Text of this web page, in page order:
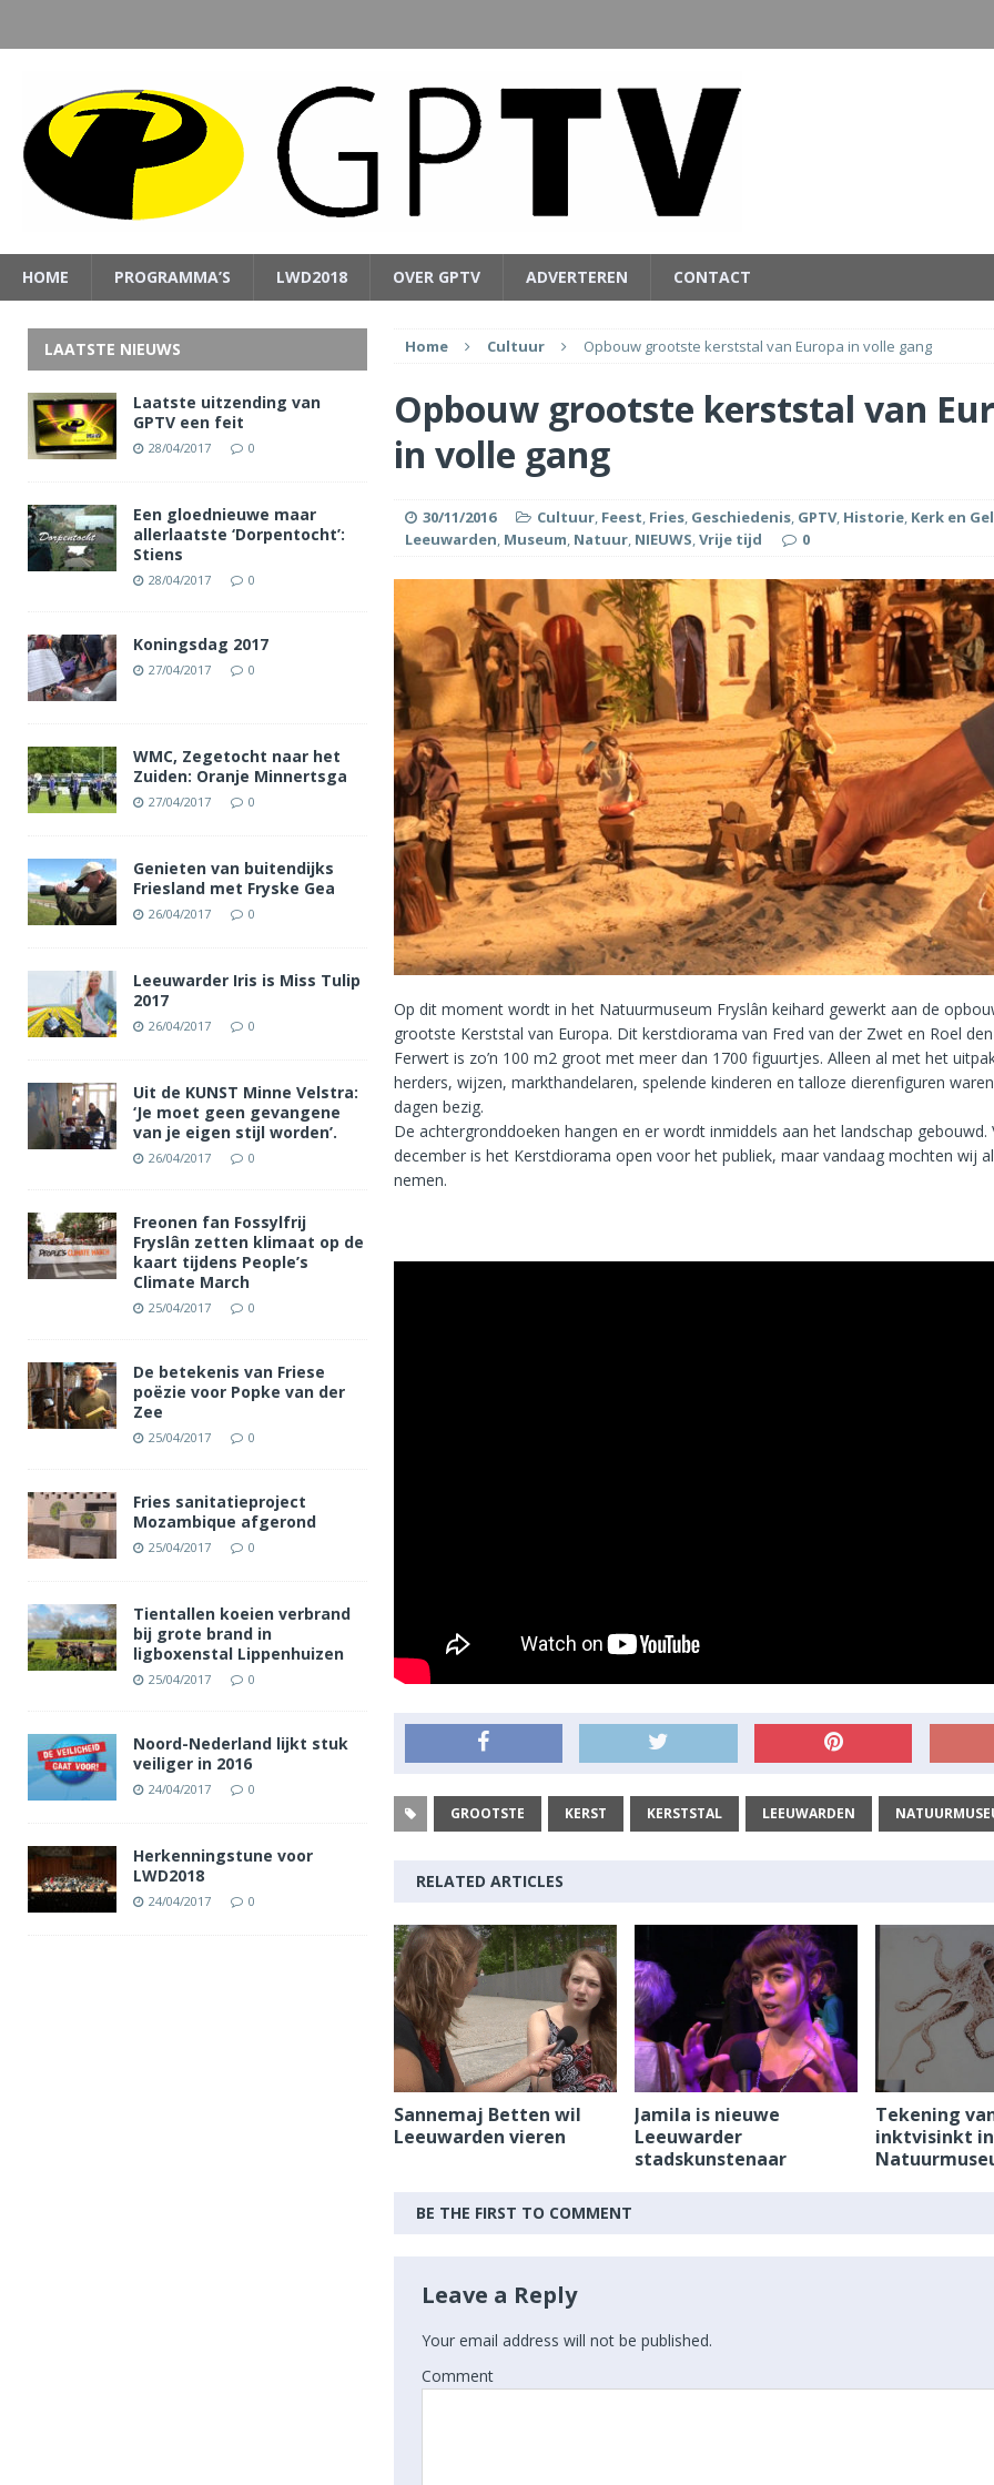
HOME PROGRAMMA’S LWD2018 OVER GPTV ADVERTEREN CONTACT
Home Cultuur Opbouw grootste kerststal van Europa in volle gang
Opbouw grootste kerststal van
in volle gang
30/11/2016 Cultuur, Feest, Fries, Geschiedenis, GPTV, Historie, Kerk en
Leeuwarden, Museum, Natuur, NIEUWS,Vrije tijd 0
Op dit moment wordt in het Natuurmuseum Fryslân keihard gewerkt aan de
grootste Kerststal van Europa. Dit kerstdiorama van Fred van der Zwet en Roel
Ferwert is zo’n 100 m2 groot met meer dan 1700 figuurtjes. Alleen al met het
herders, wijzen, markthandelaren, spelende kinderen en talloze dierenfiguren
dagen bezig.
De achtergronddoeken hangen en er wordt inmiddels aan het landschap gebouwd.
december is het Kerstdiorama open voor het publiek, maar vandaag mochten wij
nemen.
GROOTSTE KERST KERSTSTAL LEEUWARDEN
RELATED ARTICLES
Sannemaj Betten wil
Leeuwarden vieren
Jamila is nieuwe
Leeuwarder
stadskunstenaar
Tekening
inktvisinkt in
BE THE FIRST TO COMMENT
Leave a Reply
Your email address will not be published.
Comment
LAATSTE NIEUWS
Laatste uitzending van
GPTV een feit
28/04/2017 0
Een gloednieuwe maar
allerlaatste ‘Dorpentocht’:
Stiens
28/04/2017 0
Koningsdag 2017
27/04/2017 0
WMC, Zegetocht naar het
Zuiden: Oranje Minnertsga
27/04/2017 0
Genieten van buitendijks
Friesland met Fryske Gea
26/04/2017 0
Leeuwarder Iris is Miss Tulip
2017
26/04/2017 0
Uit de KUNST Minne Velstra:
‘Je moet geen gevangene
van je eigen stijl worden’.
26/04/2017 0
Freonen fan Fossylfrij
Fryslân zetten klimaat op de
kaart tijdens People’s
Climate March
25/04/2017 0
De betekenis van Friese
poëzie voor Popke van der
Zee
25/04/2017 0
Fries sanitatieproject
Mozambique afgerond
25/04/2017 0
Tientallen koeien verbrand
bij grote brand in
ligboxenstal Lippenhuizen
25/04/2017 0
Noord-Nederland lijkt stuk
veiliger in 2016
24/04/2017 0
Herkenningstune voor
LWD2018
24/04/2017 0